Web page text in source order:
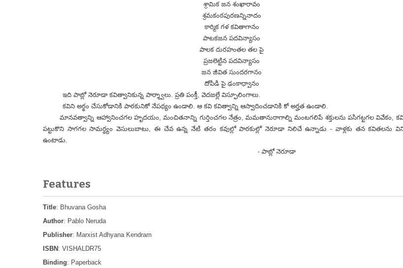
శ్రామిక జన శంఖారావం
శ్రమకంఠపురణన్నినాదం
కార్మిక గళ కవితాగానం
పాటకజన పదవిన్యాసం
పాలక దురహంతల తల పై
ప్రజలెట్టిన పదవిన్యాసం
జన జీవిత సుందరగానం
దోపిడి పై ఢంకాధ్వానం
ఇది పాబ్లో నెరూడా కవిత్వానికున్న పార్శ్వాలు. ప్రతి పంక్తీ, వెదజల్లే విస్ఫూలింగాలు.
కవిని అర్థం చేసుకోడానికి పాఠకునికో నేపథ్యం ఉండాలి. ఆ కవి కవిత్వాన్ని ఆస్వాదించడానికి కో అర్హత ఉండాలి.
మానవత్వాన్ని ఆహ్వానించగల హృదయం, మంచితనాన్ని గుర్తించగల నేత్రం, మమతానురాగాల్ని మంటగలిపే శక్తులను పసిగట్టగల వివేకం,
పట్టుకొని సాగగల సామర్ధ్యం వెసులుబాటు, ఈ చేవ ఉన్న నేటి తరం కవుల్లో పాఠకుల్లో నెరూడా నిలిచే ఉన్నాడు - వాళ్లకు తన కవితలను
ఉంటాడు.
- పాబ్లో నెరూడా
Features
Title: Bhuvana Gosha
Author: Pablo Neruda
Publisher: Marxist Adhyana Kendram
ISBN : VISHALDR75
Binding: Paperback